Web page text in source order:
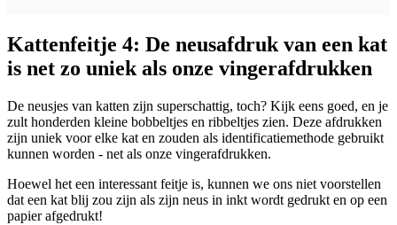
Kattenfeitje 4: De neusafdruk van een kat
is net zo uniek als onze vingerafdrukken
De neusjes van katten zijn superschattig, toch? Kijk eens goed, en je
zult honderden kleine bobbeltjes en ribbeltjes zien. Deze afdrukken
zijn uniek voor elke kat en zouden als identificatiemethode gebruikt
kunnen worden - net als onze vingerafdrukken.
Hoewel het een interessant feitje is, kunnen we ons niet voorstellen
dat een kat blij zou zijn als zijn neus in inkt wordt gedrukt en op een
papier afgedrukt!